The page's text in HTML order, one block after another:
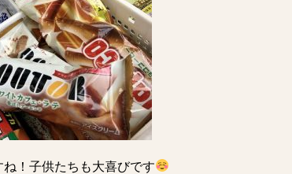
ね！子供たちも大喜びです